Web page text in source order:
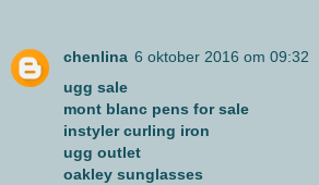
chenlina 6 oktober 2016 om 09:32
ugg sale
mont blanc pens for sale
instyler curling iron
ugg outlet
oakley sunglasses